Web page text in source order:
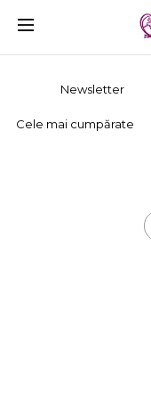
Newsletter
Cele mai cumpărate